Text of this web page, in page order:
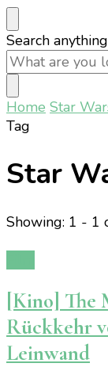
Looking
for
Something?
Search
Home Star
Tag
Star
Showing: 1 - 1
[Kino] The
Rückkehr
Leinwand